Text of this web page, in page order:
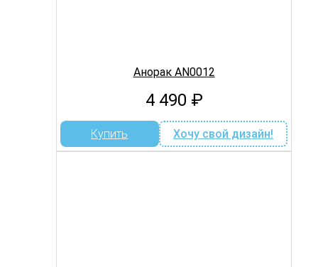
Анорак AN0012
4 490 ₽
Купить Хочу свой дизайн!